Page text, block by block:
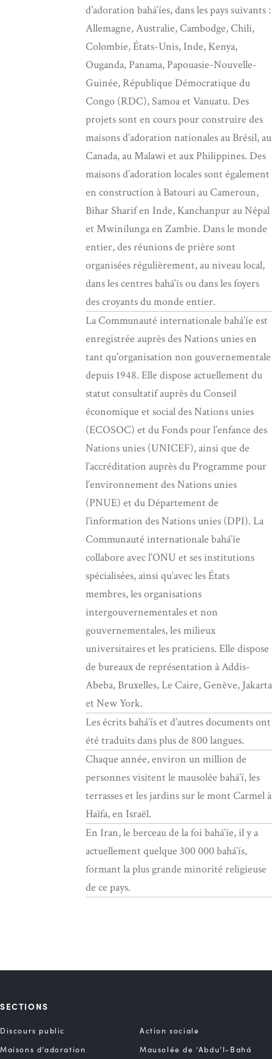
d’adoration bahá’íes, dans les pays suivants :
Allemagne, Australie, Cambodge, Chili,
Colombie, États-Unis, Inde, Kenya,
Ouganda, Panama, Papouasie-Nouvelle-
Guinée, République Démocratique du
Congo (RDC), Samoa et Vanuatu. Des
projets sont en cours pour construire des
maisons d’adoration nationales au Brésil, au
Canada, au Malawi et aux Philippines. Des
maisons d’adoration locales sont également
en construction à Batouri au Cameroun,
Bihar Sharif en Inde, Kanchanpur au Népal
et Mwinilunga en Zambie. Dans le monde
entier, des réunions de prière sont
organisées régulièrement, au niveau local,
dans les centres bahá’ís ou dans les foyers
des croyants du monde entier.
La Communauté internationale bahá’íe est
enregistrée auprès des Nations unies en
tant qu’organisation non gouvernementale
depuis 1948. Elle dispose actuellement du
statut consultatif auprès du Conseil
économique et social des Nations unies
(ECOSOC) et du Fonds pour l’enfance des
Nations unies (UNICEF), ainsi que de
l’accréditation auprès du Programme pour
l’environnement des Nations unies
(PNUE) et du Département de
l’information des Nations unies (DPI). La
Communauté internationale bahá’íe
collabore avec l’ONU et ses institutions
spécialisées, ainsi qu’avec les États
membres, les organisations
intergouvernementales et non
gouvernementales, les milieux
universitaires et les praticiens. Elle dispose
de bureaux de représentation à Addis-
Abeba, Bruxelles, Le Caire, Genève, Jakarta
et New York.
Les écrits bahá’ís et d’autres documents ont
été traduits dans plus de 800 langues.
Chaque année, environ un million de
personnes visitent le mausolée bahá’í, les
terrasses et les jardins sur le mont Carmel à
Haïfa, en Israël.
En Iran, le berceau de la foi bahá’íe, il y a
actuellement quelque 300 000 bahá’ís,
formant la plus grande minorité religieuse
de ce pays.
SECTIONS
Discours public
Action sociale
Maisons d’adoration
Mausolée de ‘Abdu’l-Bahá